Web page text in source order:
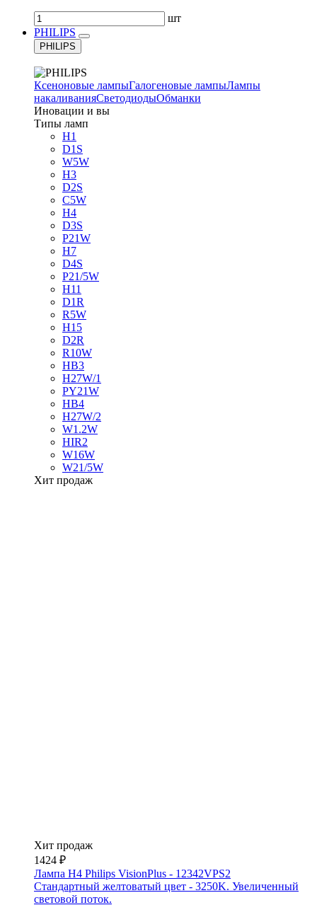
шт
PHILIPS
PHILIPS
Ксеноновые лампыГалогеновые лампыЛампы
накаливанияСветодиодыОбманки
Иновации и вы
Типы ламп
H1
D1S
W5W
H3
D2S
C5W
H4
D3S
P21W
H7
D4S
P21/5W
H11
D1R
R5W
H15
D2R
R10W
HB3
H27W/1
PY21W
HB4
H27W/2
W1.2W
HIR2
W16W
W21/5W
Хит продаж
Хит продаж
1424 ₽
Лампа H4 Philips VisionPlus - 12342VPS2
Стандартный желтоватый цвет - 3250K. Увеличенный
световой поток.